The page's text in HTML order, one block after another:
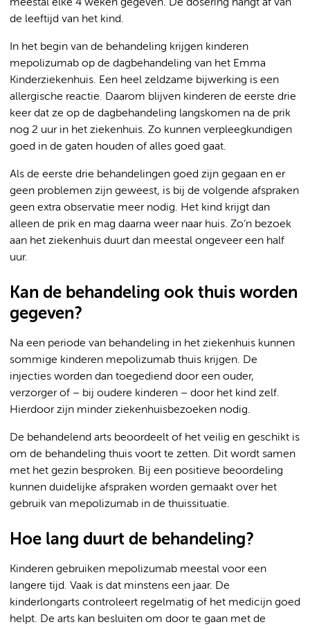
meestal elke 4 weken gegeven. De dosering hangt af van
de leeftijd van het kind.
In het begin van de behandeling krijgen kinderen
mepolizumab op de dagbehandeling van het Emma
Kinderziekenhuis. Een heel zeldzame bijwerking is een
allergische reactie. Daarom blijven kinderen de eerste drie
keer dat ze op de dagbehandeling langskomen na de prik
nog 2 uur in het ziekenhuis. Zo kunnen verpleegkundigen
goed in de gaten houden of alles goed gaat.
Als de eerste drie behandelingen goed zijn gegaan en er
geen problemen zijn geweest, is bij de volgende afspraken
geen extra observatie meer nodig. Het kind krijgt dan
alleen de prik en mag daarna weer naar huis. Zo’n bezoek
aan het ziekenhuis duurt dan meestal ongeveer een half
uur.
Kan de behandeling ook thuis worden
gegeven?
Na een periode van behandeling in het ziekenhuis kunnen
sommige kinderen mepolizumab thuis krijgen. De
injecties worden dan toegediend door een ouder,
verzorger of – bij oudere kinderen – door het kind zelf.
Hierdoor zijn minder ziekenhuisbezoeken nodig.
De behandelend arts beoordeelt of het veilig en geschikt is
om de behandeling thuis voort te zetten. Dit wordt samen
met het gezin besproken. Bij een positieve beoordeling
kunnen duidelijke afspraken worden gemaakt over het
gebruik van mepolizumab in de thuissituatie.
Hoe lang duurt de behandeling?
Kinderen gebruiken mepolizumab meestal voor een
langere tijd. Vaak is dat minstens een jaar. De
kinderlongarts controleert regelmatig of het medicijn goed
helpt. De arts kan besluiten om door te gaan met de